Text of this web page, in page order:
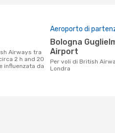
2 h and 20
influenzata da
Aeroporto di
Bologna Guglielmo Marconi
Airport
Per voli di British Airways da Bologna a
Londra